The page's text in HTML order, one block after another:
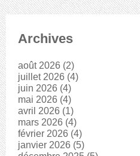
Archives
août 2026 (2)
juillet 2026 (4)
juin 2026 (4)
mai 2026 (4)
avril 2026 (1)
mars 2026 (4)
février 2026 (4)
janvier 2026 (5)